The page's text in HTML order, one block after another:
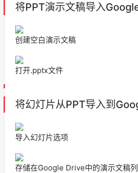
将PPT演示文稿导入
创建空白演示文稿
打开.pptx文件
将幻灯片从PPT导入到
导入幻灯片选项
存储在Google Drive中的演示文稿